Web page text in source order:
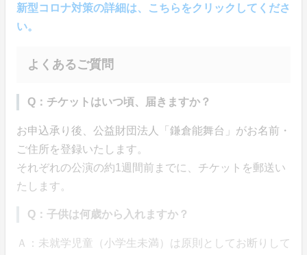
新型コロナ対策の詳細は、こちらをクリックしてくださ
い。
よくあるご質問
Q：チケットはいつ頃、届きますか？
お申込承り後、公益財団法人「鎌倉能舞台」がお名前・
ご住所を登録いたします。
それぞれの公演の約1週間前までに、チケットを郵送い
たします。
Q：子供は何歳から入れますか？
Ａ：未就学児童（小学生未満）は原則としてお断りして